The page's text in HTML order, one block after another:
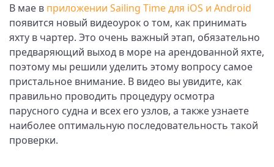
В мае в приложении Sailing Time для iOS и Android
появится новый видеоурок о том, как принимать
яхту в чартер. Это очень важный этап, обязательно
предваряющий выход в море на арендованной яхте,
поэтому мы решили уделить этому вопросу самое
пристальное внимание. В видео вы увидите, как
правильно проводить процедуру осмотра
парусного судна и всех его узлов, а также узнаете
наиболее оптимальную последовательность такой
проверки.